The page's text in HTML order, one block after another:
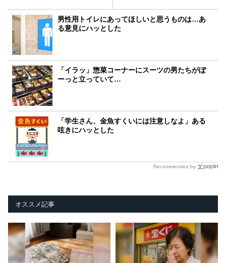
男性用トイレにあってほしいと思うものは…あ
る意見にハッとした
「イラッ」惣菜コーナーにスーツの男たちがぼ
ーっと立っていて…
「学生さん、金魚すくいには注意しなよ」ある
呟きにハッとした
Recommended by
オススメ記事